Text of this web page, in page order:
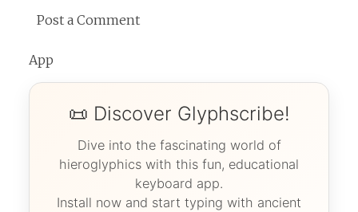
Post a Comment
App
📜 Discover Glyphscribe!
Dive into the fascinating world of
hieroglyphics with this fun, educational
keyboard app.
Install now and start typing with ancient